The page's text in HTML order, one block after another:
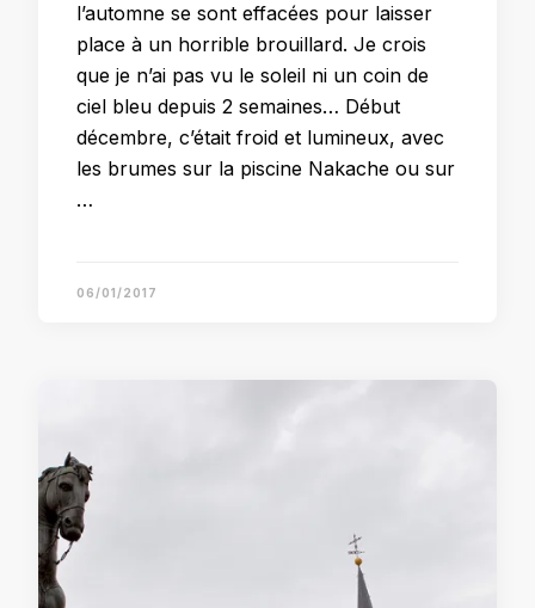
l’automne se sont effacées pour laisser
place à un horrible brouillard. Je crois
que je n’ai pas vu le soleil ni un coin de
ciel bleu depuis 2 semaines… Début
décembre, c’était froid et lumineux, avec
les brumes sur la piscine Nakache ou sur
…
06/01/2017